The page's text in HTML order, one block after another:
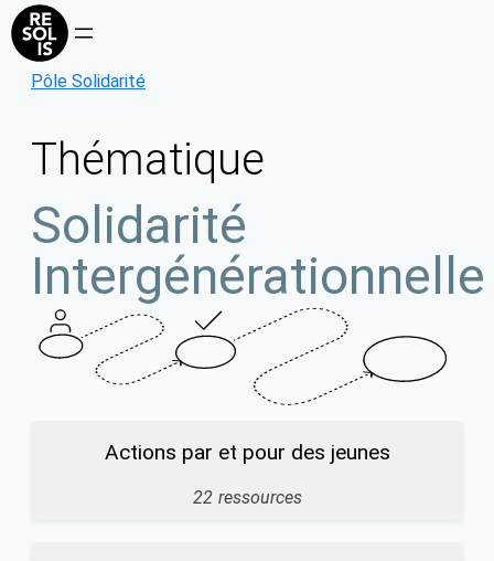
Aller
au
contenu
Pôle Solidarité
Thématique
Solidarité
Intergénérationnelle
Actions par et pour des jeunes
22 ressources